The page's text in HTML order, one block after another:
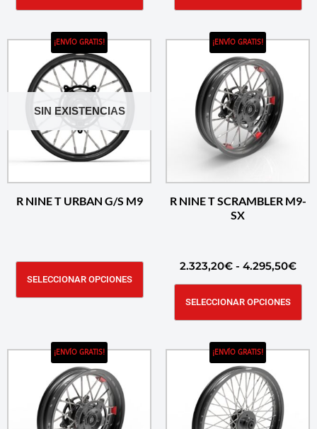
SIN EXISTENCIAS
¡ENVÍO GRATIS!
R NINE T URBAN G/S M9
SELECCIONAR OPCIONES
¡ENVÍO GRATIS!
R NINE T SCRAMBLER M9-
SX
2.323,20€ - 4.295,50€
SELECCIONAR OPCIONES
¡ENVÍO GRATIS! ¡ENVÍO GRATIS!